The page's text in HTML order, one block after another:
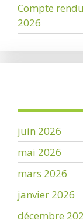
Compte
2026
juin 2026
mai 2026
mars 2026
janvier 2026
décembre